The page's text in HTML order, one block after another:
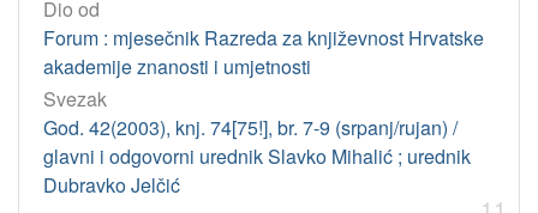
Dio od
Forum : mjesečnik Razreda za književnost Hrvatske
akademije znanosti i umjetnosti
Svezak
God. 42(2003), knj. 74[75!], br. 7-9 (srpanj/rujan) /
glavni i odgovorni urednik Slavko Mihalić ; urednik
Dubravko Jelčić